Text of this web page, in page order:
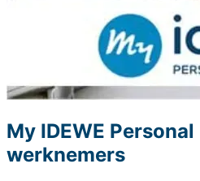
My IDEWE
werknemers